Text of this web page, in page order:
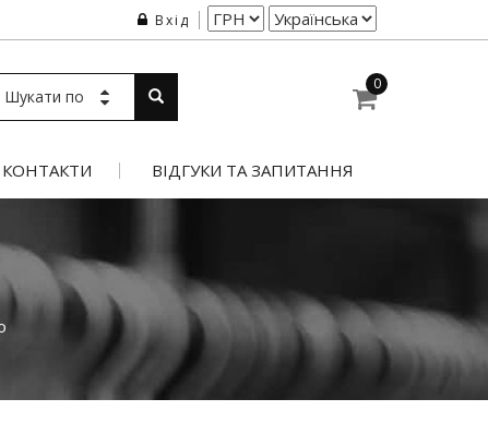
Вхід
Шукати по
0
КОНТАКТИ ВІДГУКИ ТА ЗАПИТАННЯ